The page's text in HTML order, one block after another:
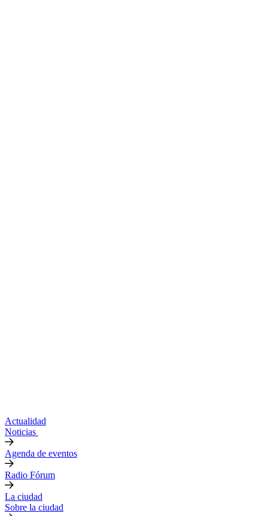
Actualidad
Noticias
Agenda de eventos
Radio Fórum
La ciudad
Sobre la ciudad